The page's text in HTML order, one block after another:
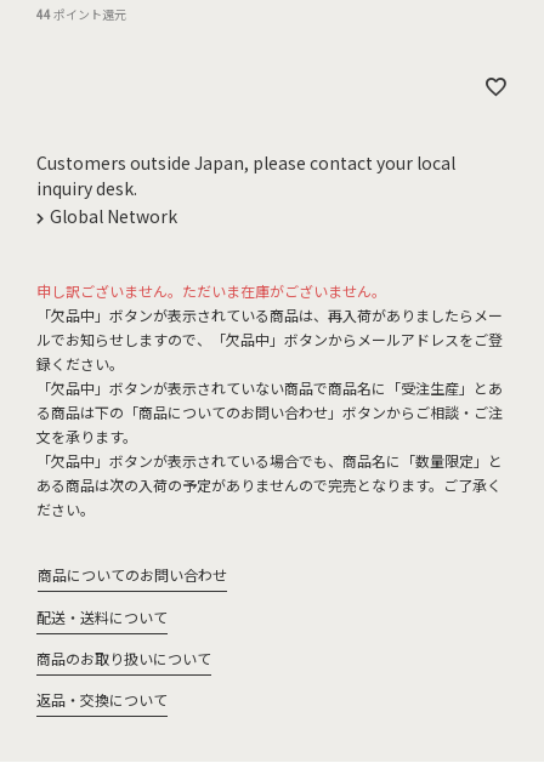
44ポイント還元
Customers outside Japan, please contact your local
inquiry desk.
Global Network
申し訳ございません。ただいま在庫がございません。
「欠品中」ボタンが表示されている商品は、再入荷がありましたらメー
ルでお知らせしますので、「欠品中」ボタンからメールアドレスをご登
録ください。
「欠品中」ボタンが表示されていない商品で商品名に「受注生産」とあ
る商品は下の「商品についてのお問い合わせ」ボタンからご相談・ご注
文を承ります。
「欠品中」ボタンが表示されている場合でも、商品名に「数量限定」と
ある商品は次の入荷の予定がありませんので完売となります。ご了承く
ださい。
商品についてのお問い合わせ
配送・送料について
商品のお取り扱いについて
返品・交換について